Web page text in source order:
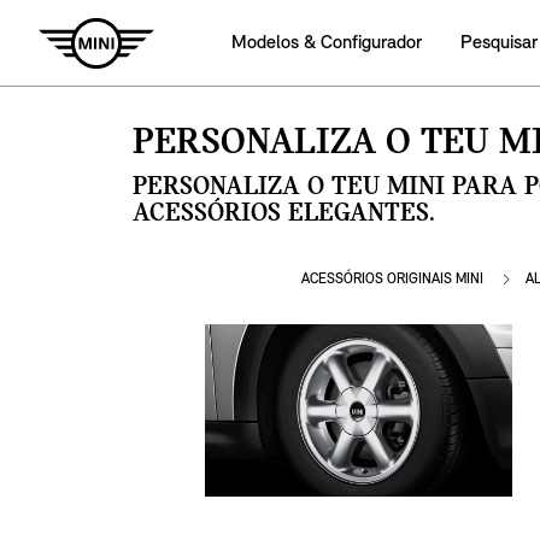
Modelos & Configurador
PERSONALIZA O TEU
PERSONALIZA O TEU MINI PARA
ACESSÓRIOS ELEGANTES.
ACESSÓRIOS ORIGINAIS MINI